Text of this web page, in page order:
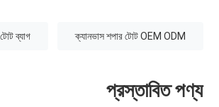
ব্যাগ ক্যানভাস শপার টোট OEM ODM
প্রস্তাবিত পণ্য